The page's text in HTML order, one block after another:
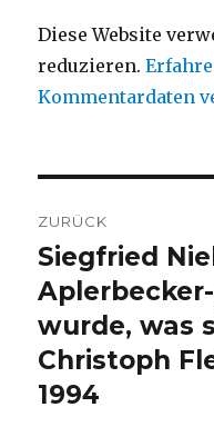
Diese Website
reduzieren.
Kommentardaten
ZURÜCK
Vorheriger
Beitrag:
Siegfried
wurde, was
Christoph
1994